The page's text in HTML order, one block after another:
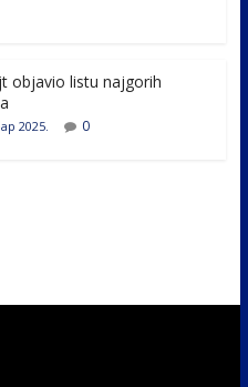
objavio listu najgorih
2025. 0